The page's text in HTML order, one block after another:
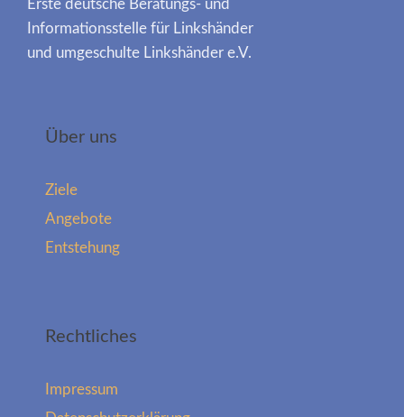
Erste deutsche Beratungs- und
Informationsstelle für Linkshänder
und umgeschulte Linkshänder e.V.
Über uns
Ziele
Angebote
Entstehung
Rechtliches
Impressum